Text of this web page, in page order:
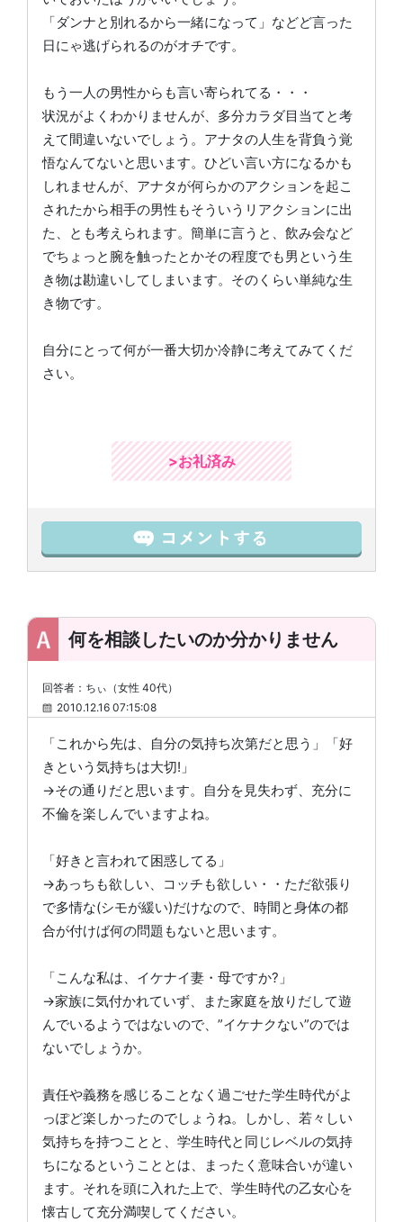
「ダンナと別れるから一緒になって」などど言った
日にゃ逃げられるのがオチです。
もう一人の男性からも言い寄られてる・・・
状況がよくわかりませんが、多分カラダ目当てと考
えて間違いないでしょう。アナタの人生を背負う覚
悟なんてないと思います。ひどい言い方になるかも
しれませんが、アナタが何らかのアクションを起こ
されたから相手の男性もそういうリアクションに出
た、とも考えられます。簡単に言うと、飲み会など
でちょっと腕を触ったとかその程度でも男という生
き物は勘違いしてしまいます。そのくらい単純な生
き物です。
自分にとって何が一番大切か冷静に考えてみてくだ
さい。
>お礼済み
何を相談したいのか分かりません
回答者：ちぃ（女性 40代）
2010.12.16 07:15:08
「これから先は、自分の気持ち次第だと思う」「好
きという気持ちは大切!」
→その通りだと思います。自分を見失わず、充分に
不倫を楽しんでいますよね。
「好きと言われて困惑してる」
→あっちも欲しい、コッチも欲しい・・ただ欲張り
で多情な(シモが緩い)だけなので、時間と身体の都
合が付けば何の問題もないと思います。
「こんな私は、イケナイ妻・母ですか?」
→家族に気付かれていず、また家庭を放りだして遊
んでいるようではないので、”イケナクない”のでは
ないでしょうか。
責任や義務を感じることなく過ごせた学生時代がよ
っぽど楽しかったのでしょうね。しかし、若々しい
気持ちを持つことと、学生時代と同じレベルの気持
ちになるということとは、まったく意味合いが違い
ます。それを頭に入れた上で、学生時代の乙女心を
懐古して充分満喫してください。